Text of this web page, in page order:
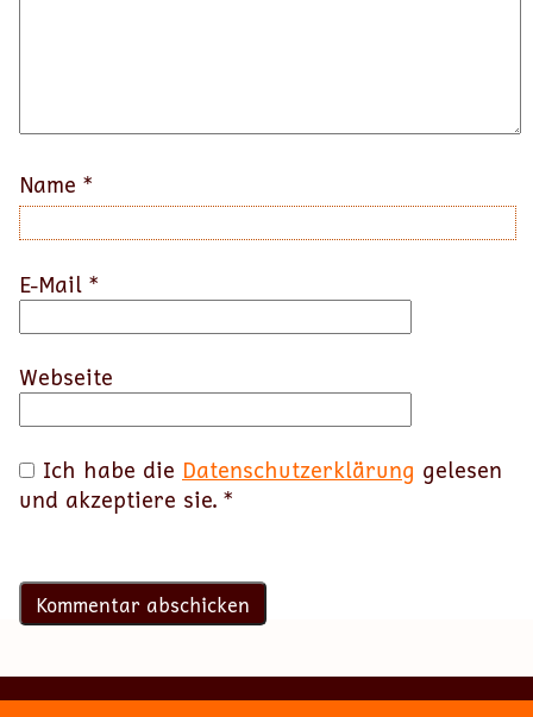
Name *
E-Mail *
Webseite
Ich habe die Datenschutzerklärung gelesen
und akzeptiere sie. *